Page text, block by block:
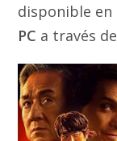
disponible en
PC a través de